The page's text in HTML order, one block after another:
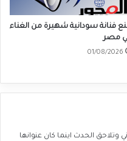
فنانة سودانية شهيرة من الغناء
مصر
01/08/2026
وتلاحق الحدث اينما كان عنوانها